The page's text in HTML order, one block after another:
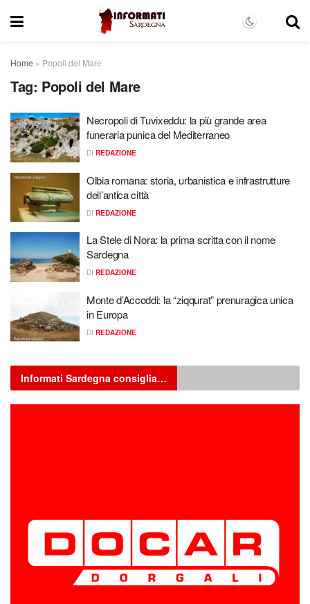
Home » Popoli del Mare
Tag: Popoli del Mare
Necropoli di Tuvixeddu: la più grande area
funeraria punica del Mediterraneo
DI REDAZIONE
Olbia romana: storia, urbanistica e infrastrutture
dell’antica città
DI REDAZIONE
La Stele di Nora: la prima scritta con il nome
Sardegna
DI REDAZIONE
Monte d’Accoddi: la “ziqqurat” prenuragica unica
in Europa
DI REDAZIONE
Informati Sardegna consiglia…